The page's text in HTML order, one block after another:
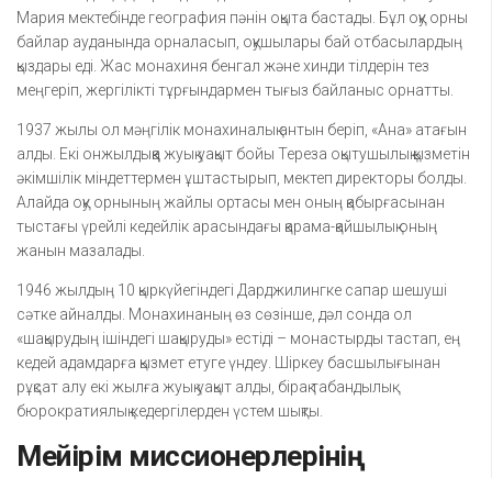
Мария мектебінде география пәнін оқыта бастады. Бұл оқу орны
байлар ауданында орналасып, оқушылары бай отбасылардың
қыздары еді. Жас монахиня бенгал және хинди тілдерін тез
меңгеріп, жергілікті тұрғындармен тығыз байланыс орнатты.
1937 жылы ол мәңгілік монахиналық антын беріп, «Ана» атағын
алды. Екі онжылдыққа жуық уақыт бойы Тереза оқытушылық қызметін
әкімшілік міндеттермен ұштастырып, мектеп директоры болды.
Алайда оқу орнының жайлы ортасы мен оның қабырғасынан
тыстағы үрейлі кедейлік арасындағы қарама-қайшылық оның
жанын мазалады.
1946 жылдың 10 қыркүйегіндегі Дарджилингке сапар шешуші
сәтке айналды. Монахинаның өз сөзінше, дәл сонда ол
«шақырудың ішіндегі шақыруды» естіді – монастырды тастап, ең
кедей адамдарға қызмет етуге үндеу. Шіркеу басшылығынан
рұқсат алу екі жылға жуық уақыт алды, бірақ табандылық
бюрократиялық кедергілерден үстем шықты.
Мейірім миссионерлерінің